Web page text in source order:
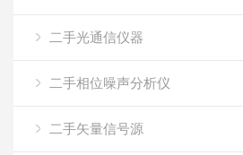
二手光通信仪器
二手相位噪声分析仪
二手矢量信号源